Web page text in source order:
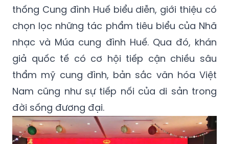
thống Cung đình Huế biểu diễn, giới thiệu có
chọn lọc những tác phẩm tiêu biểu của Nhã
nhạc và Múa cung đình Huế. Qua đó, khán
giả quốc tế có cơ hội tiếp cận chiều sâu
thẩm mỹ cung đình, bản sắc văn hóa Việt
Nam cũng như sự tiếp nối của di sản trong
đời sống đương đại.